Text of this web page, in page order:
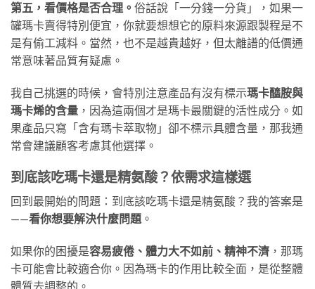
第五，看價格是否合理。 俗話說「一分錢一分貨」，如果一
罐瑪卡賣得特別便宜，你就要想想它的原料來源跟製程是不
是有偷工減料。當然，也不是越貴越好，但太離譜的低價通
常意味著品質有疑慮。
我自己挑選的時候，會特別注意產品有沒有標示瑪卡醯胺與
瑪卡烯的含量 ，因為這兩個才是瑪卡最關鍵的活性成分。如
果產品只寫「含有瑪卡萃取物」卻不標示具體含量，那我通
常會建議顧客考慮其他選擇。
到底該吃瑪卡還是精氨酸？依需求這樣選
回到最開始的問題：到底該吃瑪卡還是精氨酸？我的答案是
——看你想要解決什麼問題 。
如果你的困擾是容易疲倦、體力大不如前、精神不濟 ，那瑪
卡可能會比較適合你。因為瑪卡的作用比較全面，是從整體
體質去調整的。